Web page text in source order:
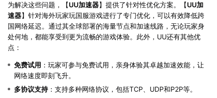
为解决这些问题，【UU加速器】提供了针对性优化方案。【UU加
速器】针对海外玩家玩国服游戏进行了专门优化，可以有效降低跨
国网络延迟。通过其全球部署的海量节点和加速线路，无论玩家身
处何地，都能享受到更为流畅的游戏体验。此外，UU还有其他优
点：
免费试用 ：玩家可参与免费试用，亲身体验其卓越加速效能，让
网络速度即刻飞升。
多协议支持：支持多种网络协议，包括TCP、UDP和P2P等。